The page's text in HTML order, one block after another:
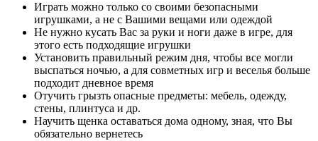
Играть можно только со своими безопасными
игрушками, а не с Вашими вещами или одеждой
Не нужно кусать Вас за руки и ноги даже в игре, для
этого есть подходящие игрушки
Установить правильный режим дня, чтобы все могли
выспаться ночью, а для совметных игр и веселья больше
подходит дневное время
Отучить грызть опасные предметы: мебель, одежду,
стены, плинтуса и др.
Научить щенка оставаться дома одному, зная, что Вы
обязательно вернетесь